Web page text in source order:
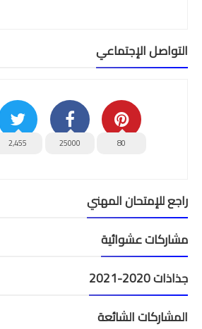
التواصل الإجتماعي
80
25000
2,455
راجع للإمتحان المهني
مشاركات عشوائية
جذاذات 2020-2021
المشاركات الشائعة